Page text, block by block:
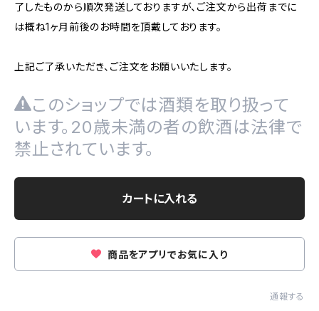
了したものから順次発送しておりますが、ご注文から出荷までに
は概ね1ヶ月前後のお時間を頂戴しております。
上記ご了承いただき、ご注文をお願いいたします。
このショップでは酒類を取り扱って
います。20歳未満の者の飲酒は法律で
禁止されています。
カートに入れる
商品をアプリでお気に入り
通報する